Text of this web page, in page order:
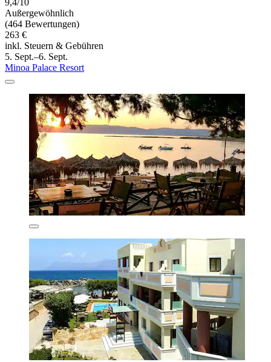
Außergewöhnlich
(464 Bewertungen)
263 €
inkl. Steuern & Gebühren
5. Sept.–6. Sept.
Minoa Palace Resort